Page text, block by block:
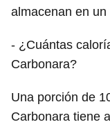
almacenan en
- ¿Cuántas
Carbonara?
Una porción de
Carbonara tiene